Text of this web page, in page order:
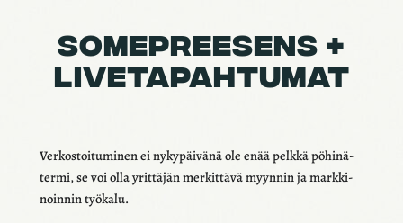
SOMEPREE­SENS +
LIVE­TA­PAH­TU­MAT
Verkos­toi­tu­mi­nen ei nyky­päi­vänä ole enää pelkkä pöhi­nä­
termi, se voi olla yrit­tä­jän merkit­tävä myyn­nin ja mark­ki­
noin­nin työkalu.